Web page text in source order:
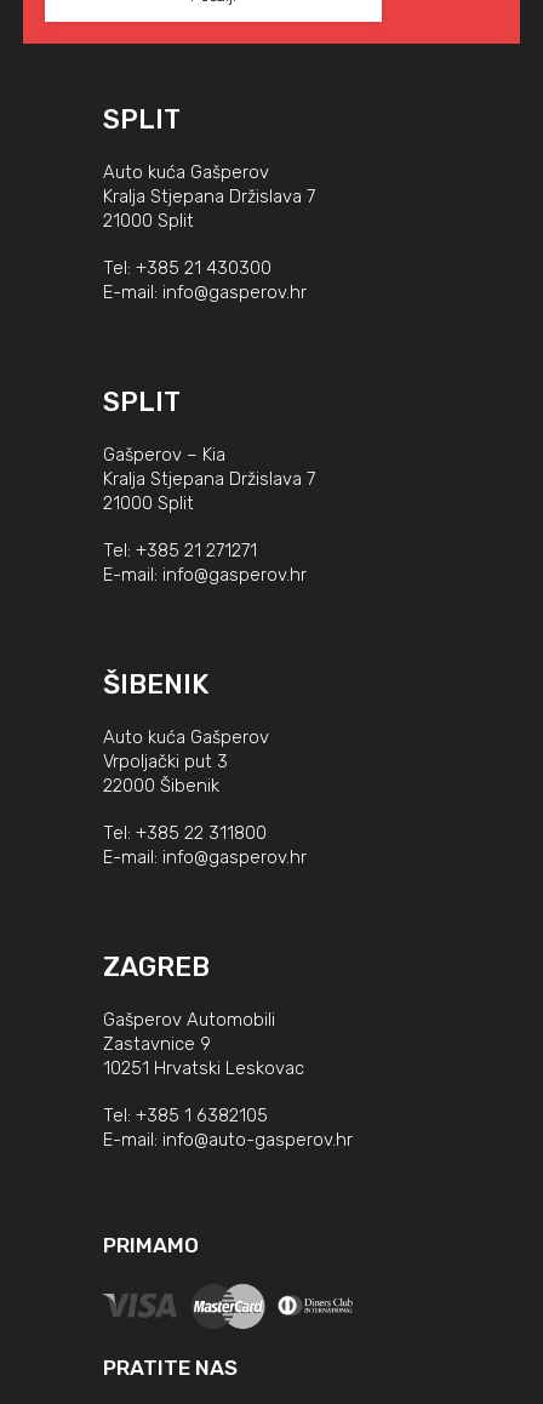
SPLIT
Auto kuća Gašperov
Kralja Stjepana Držislava 7
21000 Split
Tel: +385 21 430300
E-mail: info@gasperov.hr
SPLIT
Gašperov – Kia
Kralja Stjepana Držislava 7
21000 Split
Tel: +385 21 271271
E-mail: info@gasperov.hr
ŠIBENIK
Auto kuća Gašperov
Vrpoljački put 3
22000 Šibenik
Tel: +385 22 311800
E-mail: info@gasperov.hr
ZAGREB
Gašperov Automobili
Zastavnice 9
10251 Hrvatski Leskovac
Tel: +385 1 6382105
E-mail: info@auto-gasperov.hr
PRIMAMO
PRATITE NAS